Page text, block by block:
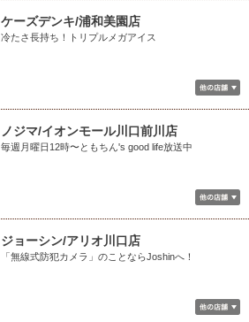
ケーズデンキ/浦和美園店
冷たさ長持ち！トリプルメガアイス
ノジマ/イオンモール川口前川店
毎週月曜日12時〜ともちん's good life放送中
ジョーシン/アリオ川口店
「無線式防犯カメラ」のことならJoshinへ！